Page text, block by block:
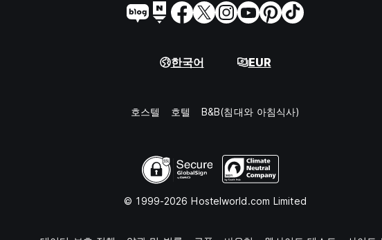
한국어 EUR
호스텔 호텔 B&B(침대와 아침식사)
© 1999-2026 Hostelworld.com Limited